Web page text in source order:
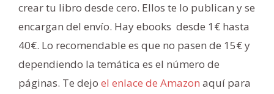
crear tu libro desde cero. Ellos te lo publican y se
encargan del envío. Hay ebooks desde 1€ hasta
40€. Lo recomendable es que no pasen de 15€ y
dependiendo la temática es el número de
páginas. Te dejo el enlace de Amazon aquí para